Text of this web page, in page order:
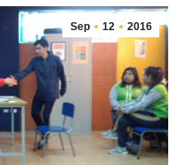
Sep 12 2016